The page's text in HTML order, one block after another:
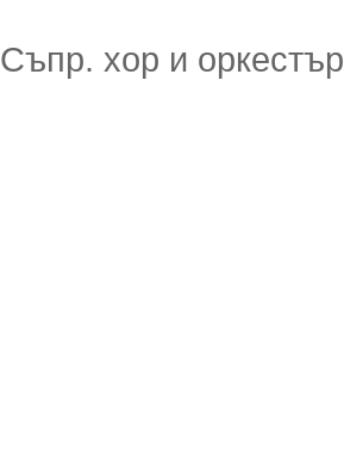
Съпр. хор и оркестър